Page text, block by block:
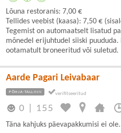
Lõuna restoranis: 7,00 €
Tellides veebist (kaasa): 7,50 €
Tegemist on automaatselt lisatud
mõnedel erijuhtudel siiski puududa.
ootamatult broneeritud või suletud.
Aarde Pagari Leivabaar
PÕHJA-TALLINN
0 155
Täna kahjuks päevapakkumisi ei